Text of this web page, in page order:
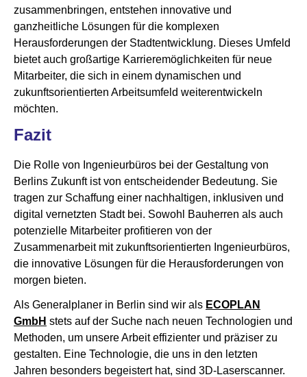
zusammenbringen, entstehen innovative und
ganzheitliche Lösungen für die komplexen
Herausforderungen der Stadtentwicklung. Dieses Umfeld
bietet auch großartige Karrieremöglichkeiten für neue
Mitarbeiter, die sich in einem dynamischen und
zukunftsorientierten Arbeitsumfeld weiterentwickeln
möchten.
Fazit
Die Rolle von Ingenieurbüros bei der Gestaltung von
Berlins Zukunft ist von entscheidender Bedeutung. Sie
tragen zur Schaffung einer nachhaltigen, inklusiven und
digital vernetzten Stadt bei. Sowohl Bauherren als auch
potenzielle Mitarbeiter profitieren von der
Zusammenarbeit mit zukunftsorientierten Ingenieurbüros,
die innovative Lösungen für die Herausforderungen von
morgen bieten.
Als Generalplaner in Berlin sind wir als ECOPLAN
GmbH stets auf der Suche nach neuen Technologien und
Methoden, um unsere Arbeit effizienter und präziser zu
gestalten. Eine Technologie, die uns in den letzten
Jahren besonders begeistert hat, sind 3D-Laserscanner.